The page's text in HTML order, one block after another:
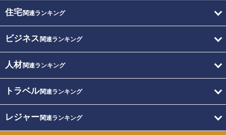
住宅関連ランキング
ビジネス 関連ランキング
人材関連ランキング
トラベル関連ランキング
レジャー関連ランキング